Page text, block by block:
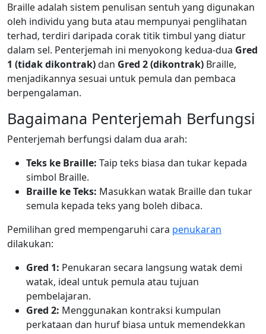
Braille adalah sistem penulisan sentuh yang digunakan
oleh individu yang buta atau mempunyai penglihatan
terhad, terdiri daripada corak titik timbul yang diatur
dalam sel. Penterjemah ini menyokong kedua-dua Gred
1 (tidak dikontrak)dan Gred 2 (dikontrak) Braille,
menjadikannya sesuai untuk pemula dan pembaca
berpengalaman.
Bagaimana Penterjemah Berfungsi
Penterjemah berfungsi dalam dua arah:
Teks ke Braille: Taip teks biasa dan tukar kepada
simbol Braille.
Braille ke Teks: Masukkan watak Braille dan tukar
semula kepada teks yang boleh dibaca.
Pemilihan gred mempengaruhi cara penukaran
dilakukan:
Gred 1: Penukaran secara langsung watak demi
watak, ideal untuk pemula atau tujuan
pembelajaran.
Gred 2: Menggunakan kontraksi kumpulan
perkataan dan huruf biasa untuk memendekkan